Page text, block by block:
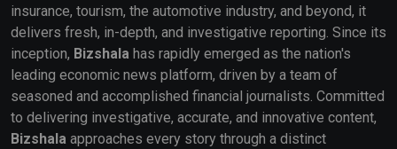
insurance, tourism, the automotive industry, and beyond, it
delivers fresh, in-depth, and investigative reporting. Since its
inception, Bizshala has rapidly emerged as the nation's
leading economic news platform, driven by a team of
seasoned and accomplished financial journalists. Committed
to delivering investigative, accurate, and innovative content,
Bizshala approaches every story through a distinct